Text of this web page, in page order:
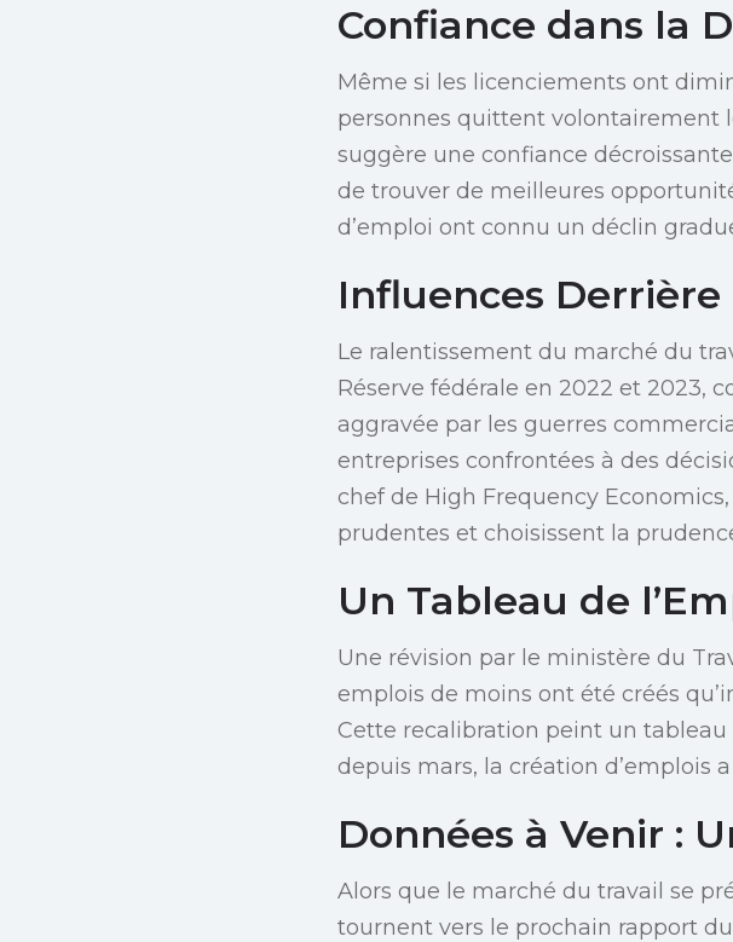
Confiance dans la
Même si les licenciements ont
personnes quittent volontairement
suggère une confiance
de trouver de meilleures
d’emploi ont connu un déclin
Influences Derrière
Le ralentissement du marché du
Réserve fédérale en 2022 et 2023,
aggravée par les guerres
entreprises confrontées à des
chef de High Frequency
prudentes et choisissent la
Un Tableau de
Une révision par le ministère du
emplois de moins ont été créés
Cette recalibration peint un tableau
depuis mars, la création d’emplois
Données à Venir :
Alors que le marché du travail se
tournent vers le prochain rapport